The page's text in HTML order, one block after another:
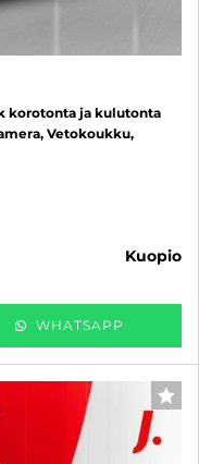
korotonta ja kulutonta
Vetokoukku,
kuopio
WHATSAPP